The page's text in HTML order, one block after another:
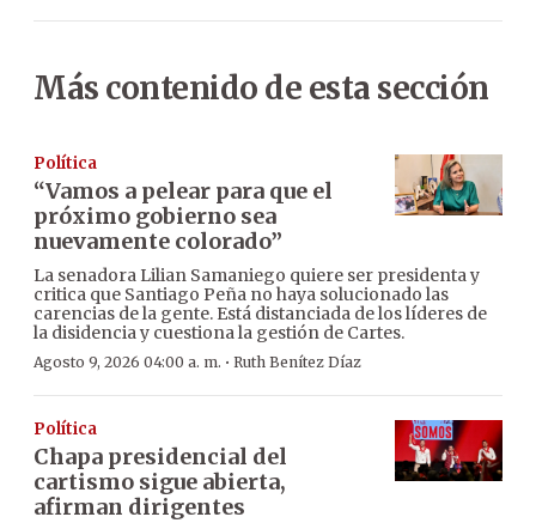
Más contenido de esta sección
Política
“Vamos a pelear para que el
próximo gobierno sea
nuevamente colorado”
La senadora Lilian Samaniego quiere ser presidenta y
critica que Santiago Peña no haya solucionado las
carencias de la gente. Está distanciada de los líderes de
la disidencia y cuestiona la gestión de Cartes.
Agosto 9, 2026 04:00 a. m. · Ruth Benítez Díaz
Política
Chapa presidencial del
cartismo sigue abierta,
afirman dirigentes